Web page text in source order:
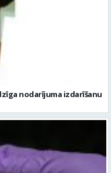
nodarījuma izdarīšanu